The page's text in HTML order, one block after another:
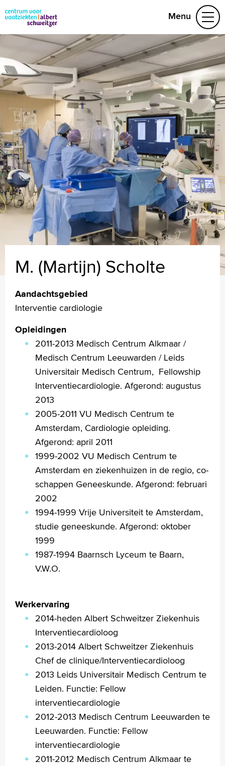
Menu
Aandoeningen
Leefstijl en preventie
Het behandelteam
Video's
078 652 32 50
Naar home asz.nl
M. (Martijn) Scholte
Aandachtsgebied
Interventie cardiologie
Opleidingen
2011-2013 Medisch Centrum Alkmaar /
Medisch Centrum Leeuwarden / Leids
Universitair Medisch Centrum, Fellowship
Interventiecardiologie. Afgerond: augustus
2013
2005-2011 VU Medisch Centrum te
Amsterdam, Cardiologie opleiding.
Afgerond: april 2011
1999-2002 VU Medisch Centrum te
Amsterdam en ziekenhuizen in de regio, co-
schappen Geneeskunde. Afgerond: februari
2002
1994-1999 Vrije Universiteit te Amsterdam,
studie geneeskunde. Afgerond: oktober
1999
1987-1994 Baarnsch Lyceum te Baarn,
V.W.O.
Werkervaring
2014-heden Albert Schweitzer Ziekenhuis
Interventiecardioloog
2013-2014 Albert Schweitzer Ziekenhuis
Chef de clinique/Interventiecardioloog
2013 Leids Universitair Medisch Centrum te
Leiden. Functie: Fellow
interventiecardiologie
2012-2013 Medisch Centrum Leeuwarden te
Leeuwarden. Functie: Fellow
interventiecardiologie
2011-2012 Medisch Centrum Alkmaar te